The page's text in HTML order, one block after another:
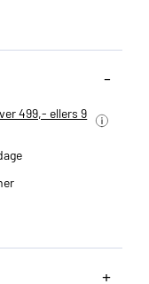
499,- ellers 9